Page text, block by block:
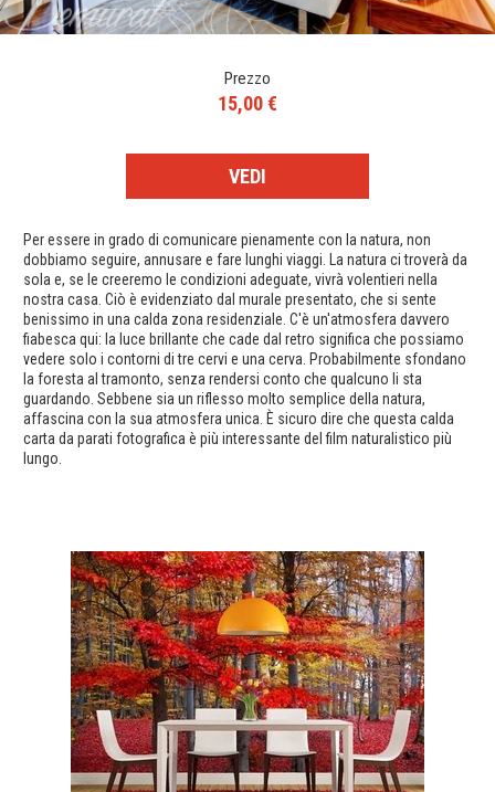
Prezzo
15,00 €
VEDI
Per essere in grado di comunicare pienamente con la natura, non
dobbiamo seguire, annusare e fare lunghi viaggi. La natura ci troverà da
sola e, se le creeremo le condizioni adeguate, vivrà volentieri nella
nostra casa. Ciò è evidenziato dal murale presentato, che si sente
benissimo in una calda zona residenziale. C'è un'atmosfera davvero
fiabesca qui: la luce brillante che cade dal retro significa che possiamo
vedere solo i contorni di tre cervi e una cerva. Probabilmente sfondano
la foresta al tramonto, senza rendersi conto che qualcuno li sta
guardando. Sebbene sia un riflesso molto semplice della natura,
affascina con la sua atmosfera unica. È sicuro dire che questa calda
carta da parati fotografica è più interessante del film naturalistico più
lungo.